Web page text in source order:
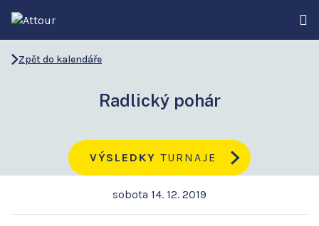
Zpět do kalendáře
Radlický pohár
VÝSLEDKY TURNAJE
sobota 14. 12. 2019